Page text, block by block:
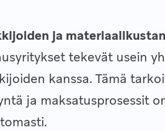
ja
tekevät usein
kanssa. Tämä
ja maksatusprosessit